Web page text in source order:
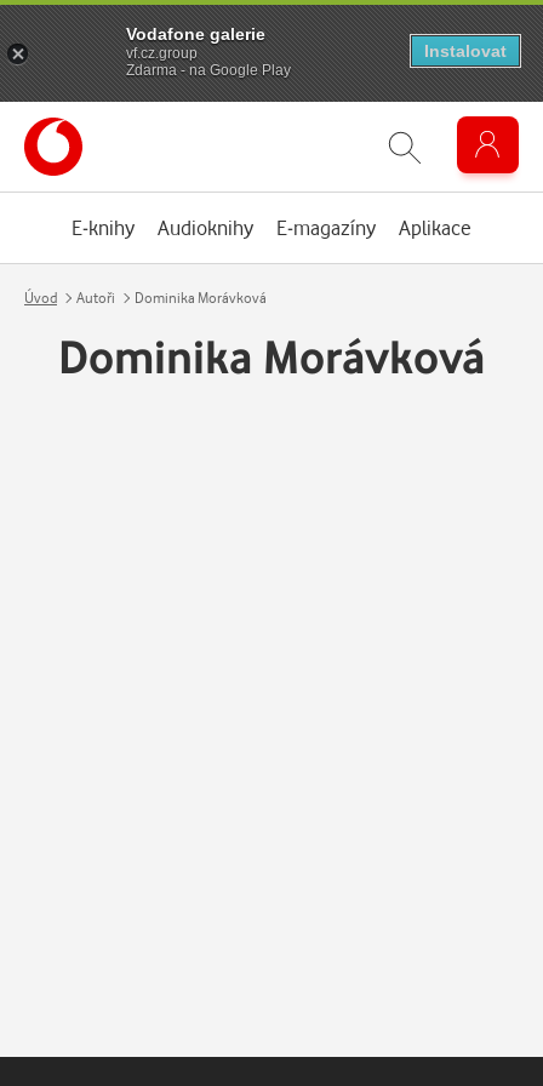
E-knihy Audioknihy E-magazíny Aplikace
Úvod Autoři Dominika Morávková
Dominika Morávková
Vodafone galerie
vf.cz.group
Zdarma - na Google Play
Instalovat